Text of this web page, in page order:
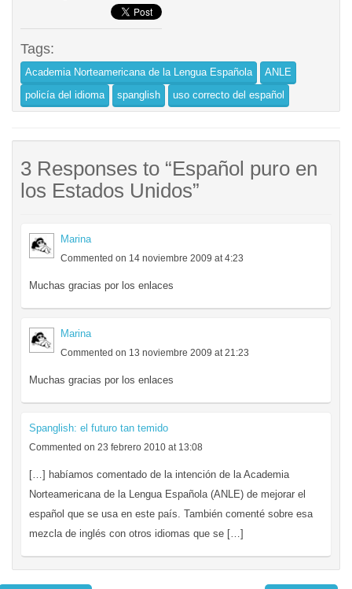
Tags:
Academia Norteamericana de la Lengua Española
ANLE
policía del idioma
spanglish uso correcto del español
3 Responses to “Español puro en
los Estados Unidos”
Marina
Commented on 14 noviembre 2009 at 4:23
Muchas gracias por los enlaces
Marina
Commented on 13 noviembre 2009 at 21:23
Muchas gracias por los enlaces
Spanglish: el futuro tan temido
Commented on 23 febrero 2010 at 13:08
[…] habíamos comentado de la intención de la Academia
Norteamericana de la Lengua Española (ANLE) de mejorar el
español que se usa en este país. También comenté sobre esa
mezcla de inglés con otros idiomas que se […]